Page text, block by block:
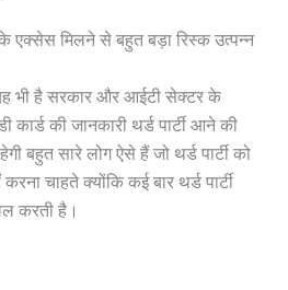
एक्सेस मिलने से बहुत बड़ा रिस्क उत्पन्न
भी है सरकार और आईटी सेक्टर के
कार्ड की जानकारी थर्ड पार्टी आने की
बहुत सारे लोग ऐसे हैं जो थर्ड पार्टी को
चाहते क्योंकि कई बार थर्ड पार्टी
करती है।